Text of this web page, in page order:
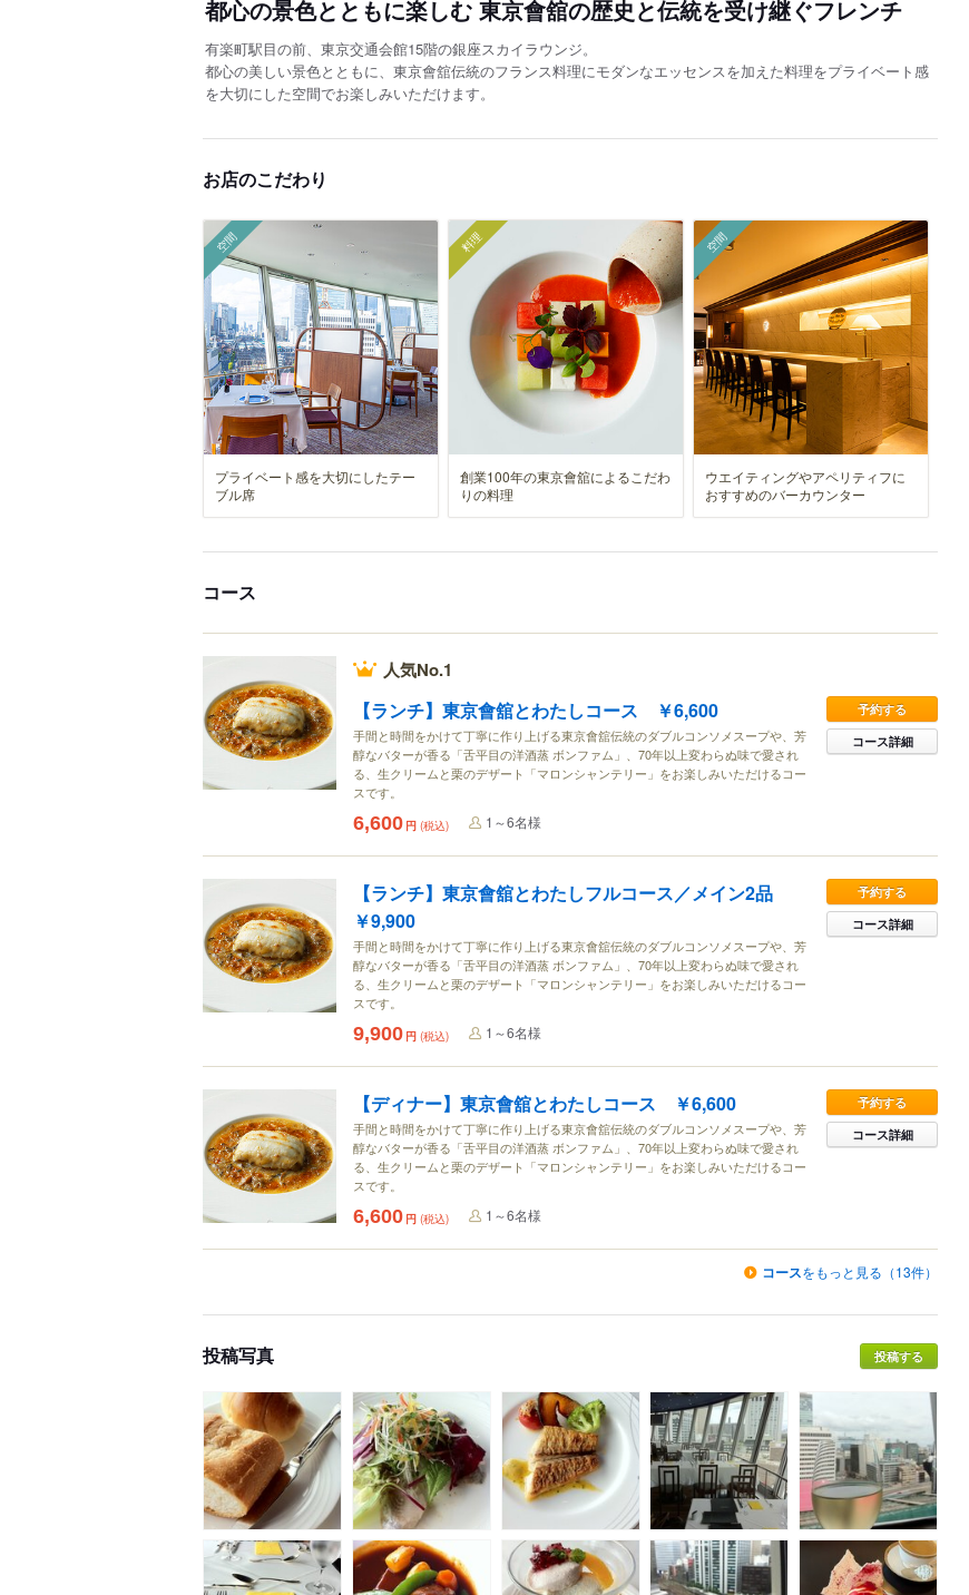
都心の景色とともに楽しむ 東京會舘の歴史と伝統を受け継ぐフレンチ
有楽町駅目の前、東京交通会館15階の銀座スカイラウンジ。
都心の美しい景色とともに、東京會舘伝統のフランス料理にモダンなエッセンスを加えた料理をプライベート感
を大切にした空間でお楽しみいただけます。
お店のこだわり
空間
プライベート感を大切にしたテー
ブル席
料理
創業100年の東京會舘によるこだわ
りの料理
空間
ウエイティングやアペリティフに
おすすめのバーカウンター
コース
人気No.1
【ランチ】東京會舘とわたしコース ￥6,600
手間と時間をかけて丁寧に作り上げる東京會舘伝統のダブルコンソメスープや、芳
醇なバターが香る「舌平目の洋酒蒸 ボンファム」、70年以上変わらぬ味で愛され
る、生クリームと栗のデザート「マロンシャンテリー」をお楽しみいただけるコー
スです。
予約する
コース詳細
6,600 円 (税込) 1～6名様
【ランチ】東京會舘とわたしフルコース／メイン2品
￥9,900
手間と時間をかけて丁寧に作り上げる東京會舘伝統のダブルコンソメスープや、芳
醇なバターが香る「舌平目の洋酒蒸 ボンファム」、70年以上変わらぬ味で愛され
る、生クリームと栗のデザート「マロンシャンテリー」をお楽しみいただけるコー
スです。
予約する
コース詳細
9,900 円 (税込) 1～6名様
【ディナー】東京會舘とわたしコース ￥6,600
手間と時間をかけて丁寧に作り上げる東京會舘伝統のダブルコンソメスープや、芳
醇なバターが香る「舌平目の洋酒蒸 ボンファム」、70年以上変わらぬ味で愛され
る、生クリームと栗のデザート「マロンシャンテリー」をお楽しみいただけるコー
スです。
予約する
コース詳細
6,600 円 (税込) 1～6名様
コースをもっと見る（13件）
投稿写真 投稿する